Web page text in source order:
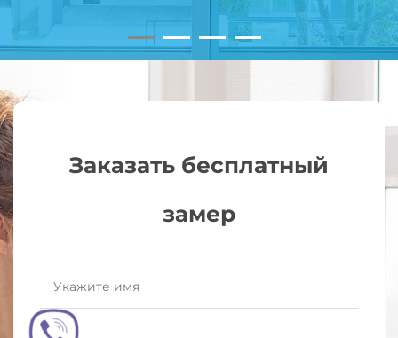
Заказать бесплатный
замер